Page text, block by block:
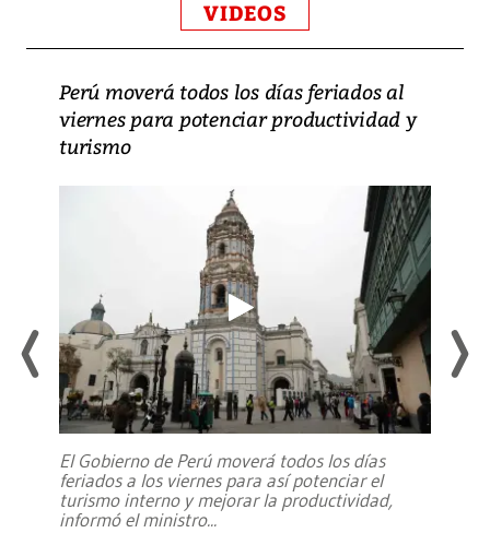
VIDEOS
Perú moverá todos los días feriados al
viernes para potenciar productividad y
turismo
El Gobierno de Perú moverá todos los días
feriados a los viernes para así potenciar el
turismo interno y mejorar la productividad,
informó el ministro...